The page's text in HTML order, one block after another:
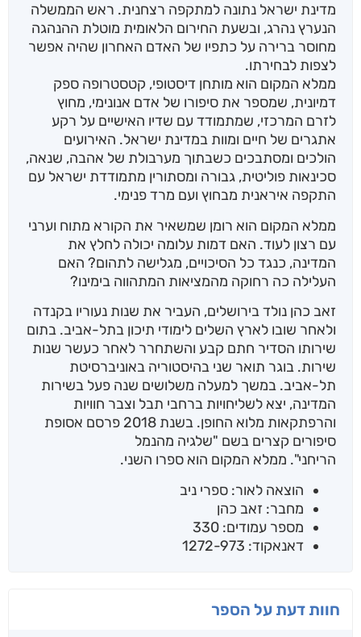
מדינת ישראל נתונה למתקפה רצחנית. ראש הממשלה
הנערץ נהרג, ובשעת החירום הלאומית מוטלת ההנהגה
מחוסר ברירה על כתפיו של האדם האחרון שהיה אפשר
לצפות לבחירתו.
ממלא המקום הוא מותחן דיסטופי, קטסטרופה ספק
דמיונית, שמספר את סיפורו של אדם אנונימי, מחוץ
לזרם המרכזי, שמתמודד עם שדיו האישיים על רקע
אתגרים של חיים ומוות במדינת ישראל. האירועים
הולכים ומסתבכים כשבתוך מערבולת של אהבה, שנאה,
סכינאות פוליטית, גבורה ומסתורין מתמודדת ישראל עם
התקפה איראנית מבחוץ ועם מרד פנימי.
ממלא המקום הוא רומן שמשאיר את הקורא מתוח וערני
עם רצון לעוד. האם דמות עלומה יכולה לחלץ את
המדינה, כנגד כל הסיכויים, מגלישה לתהום? האם
העלילה כה רחוקה מהמציאות המתהווה בימינו?
זאב כהן נולד בירושלים, העביר את שנות נעוריו בקנדה
ולאחר שובו לארץ השלים לימודי תיכון בתל-אביב. בתום
שירותו הסדיר חתם קבע והשתחרר לאחר כעשר שנות
שירות. בוגר תואר שני בהיסטוריה באוניברסיטת
תל-אביב. במשך למעלה משלושים שנה פעל בשירות
המדינה, יצא לשליחויות ברחבי תבל וצבר חוויות
והרפתקאות מלוא החופן. בשנת 2018 פרסם אסופת
סיפורים קצרים בשם "שלגיה מהנמל
הריחני". ממלא המקום הוא ספרו השני.
הוצאה לאור: ספרי ניב
מחבר: זאב כהן
מספר עמודים: 330
דאנאקוד: 1272-973
חוות דעת על הספר